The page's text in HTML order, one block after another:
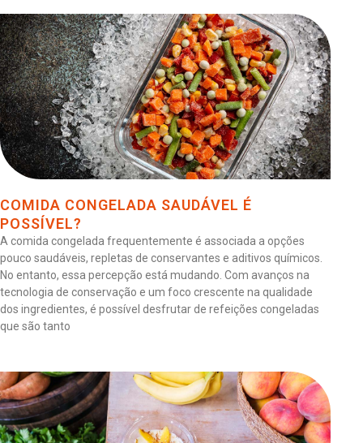
COMIDA CONGELADA SAUDÁVEL É
POSSÍVEL?
A comida congelada frequentemente é associada a opções
pouco saudáveis, repletas de conservantes e aditivos químicos.
No entanto, essa percepção está mudando. Com avanços na
tecnologia de conservação e um foco crescente na qualidade
dos ingredientes, é possível desfrutar de refeições congeladas
que são tanto